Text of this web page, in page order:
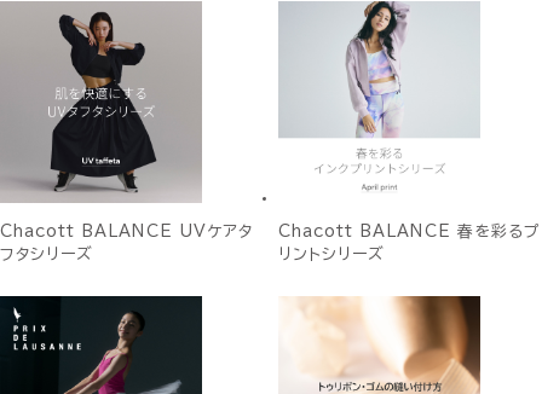
Chacott BALANCE UVケアタ
フタシリーズ
Chacott BALANCE 春を彩るプ
リントシリーズ